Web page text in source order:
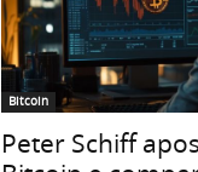
Bitcoin
Peter Schiff